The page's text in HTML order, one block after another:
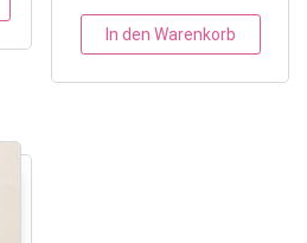
In den Warenkorb